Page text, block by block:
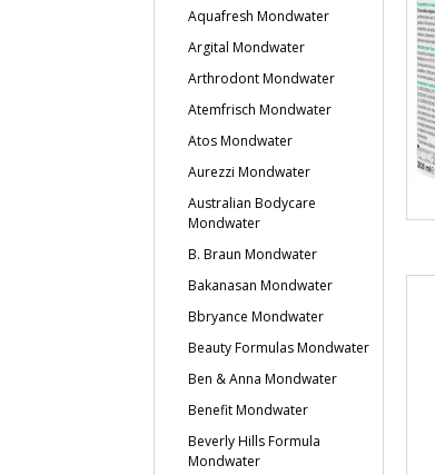
Aquafresh Mondwater
Argital Mondwater
Arthrodont Mondwater
Atemfrisch Mondwater
Atos Mondwater
Aurezzi Mondwater
Australian Bodycare
Mondwater
B. Braun Mondwater
Bakanasan Mondwater
Bbryance Mondwater
Beauty Formulas Mondwater
Ben & Anna Mondwater
Benefit Mondwater
Beverly Hills Formula
Mondwater